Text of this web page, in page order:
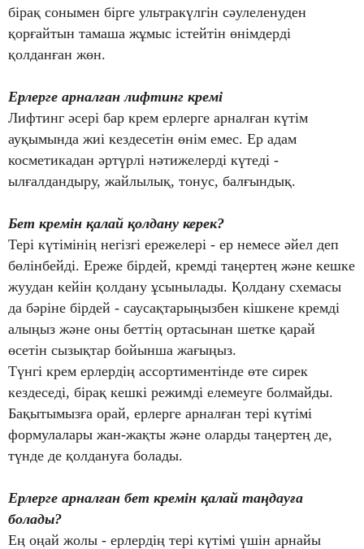
бірақ сонымен бірге ультракүлгін сәулеленуден
қорғайтын тамаша жұмыс істейтін өнімдерді
қолданған жөн.
Ерлерге арналған лифтинг кремі
Лифтинг әсері бар крем ерлерге арналған күтім
ауқымында жиі кездесетін өнім емес. Ер адам
косметикадан әртүрлі нәтижелерді күтеді -
ылғалдандыру, жайлылық, тонус, балғындық.
Бет кремін қалай қолдану керек?
Тері күтімінің негізгі ережелері - ер немесе әйел деп
бөлінбейді. Ереже бірдей, кремді таңертең және кешке
жуудан кейін қолдану ұсынылады. Қолдану схемасы
да бәріне бірдей - саусақтарыңызбен кішкене кремді
алыңыз және оны беттің ортасынан шетке қарай
өсетін сызықтар бойынша жағыңыз.
Түнгі крем ерлердің ассортиментінде өте сирек
кездеседі, бірақ кешкі режимді елемеуге болмайды.
Бақытымызға орай, ерлерге арналған тері күтімі
формулалары жан-жақты және оларды таңертең де,
түнде де қолдануға болады.
Ерлерге арналған бет кремін қалай таңдауға
болады?
Ең оңай жолы - ерлердің тері күтімі үшін арнайы